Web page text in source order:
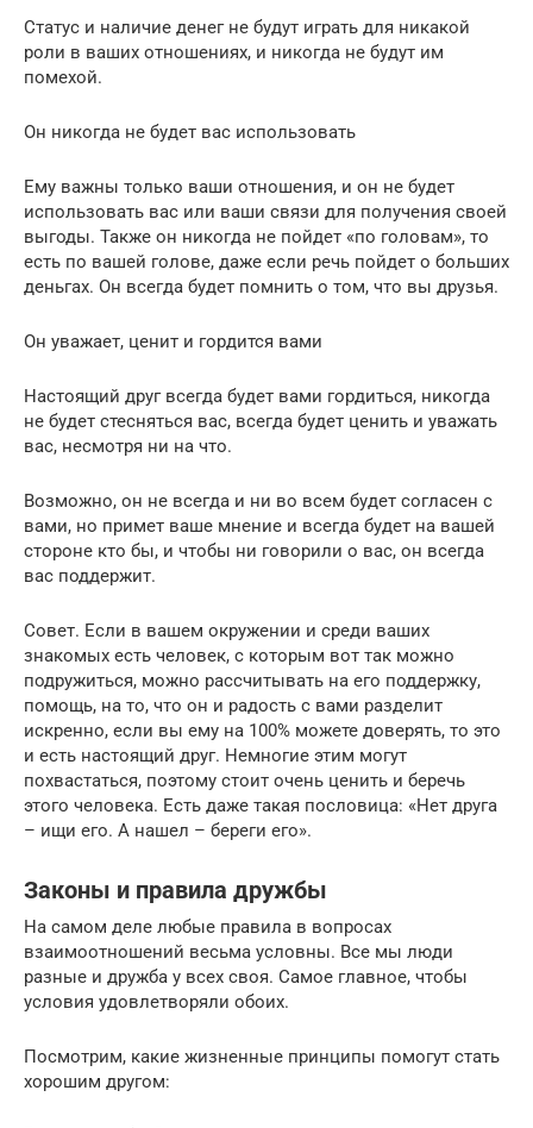
Статус и наличие денег не будут играть для никакой
роли в ваших отношениях, и никогда не будут им
помехой.
Он никогда не будет вас использовать
Ему важны только ваши отношения, и он не будет
использовать вас или ваши связи для получения своей
выгоды. Также он никогда не пойдет «по головам», то
есть по вашей голове, даже если речь пойдет о больших
деньгах. Он всегда будет помнить о том, что вы друзья.
Он уважает, ценит и гордится вами
Настоящий друг всегда будет вами гордиться, никогда
не будет стесняться вас, всегда будет ценить и уважать
вас, несмотря ни на что.
Возможно, он не всегда и ни во всем будет согласен с
вами, но примет ваше мнение и всегда будет на вашей
стороне кто бы, и чтобы ни говорили о вас, он всегда
вас поддержит.
Совет. Если в вашем окружении и среди ваших
знакомых есть человек, с которым вот так можно
подружиться, можно рассчитывать на его поддержку,
помощь, на то, что он и радость с вами разделит
искренно, если вы ему на 100% можете доверять, то это
и есть настоящий друг. Немногие этим могут
похвастаться, поэтому стоит очень ценить и беречь
этого человека. Есть даже такая пословица: «Нет друга
– ищи его. А нашел – береги его».
Законы и правила дружбы
На самом деле любые правила в вопросах
взаимоотношений весьма условны. Все мы люди
разные и дружба у всех своя. Самое главное, чтобы
условия удовлетворяли обоих.
Посмотрим, какие жизненные принципы помогут стать
хорошим другом: